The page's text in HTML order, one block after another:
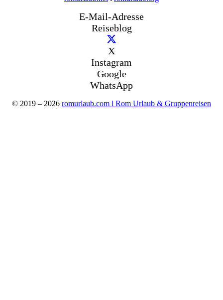
E-Mail-Adresse
Reiseblog
X
Instagram
Google
WhatsApp
© 2019 – 2026 romurlaub.com l Rom Urlaub & Gruppenreisen